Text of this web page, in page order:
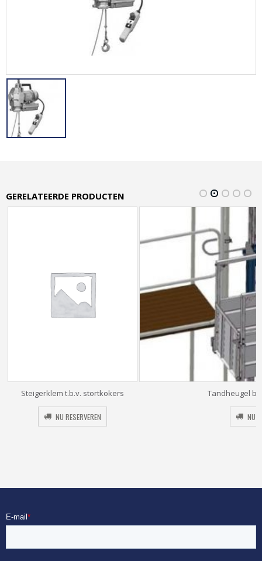
GERELATEERDE PRODUCTEN
Steigerklem t.b.v. stortkokers
NU RESERVEREN
Tandheugel
NU